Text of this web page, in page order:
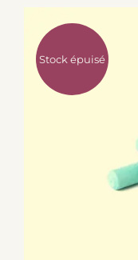
Stock épuisé